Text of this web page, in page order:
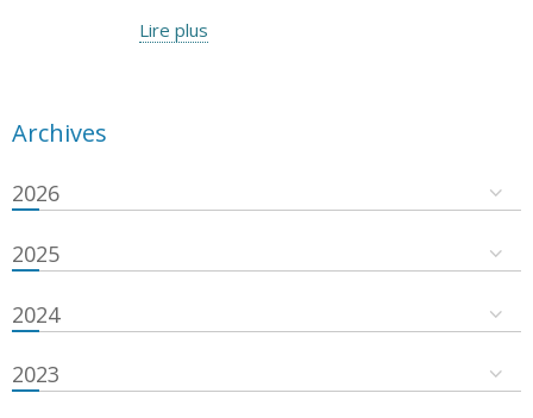
Lire plus
Archives
2026
2025
2024
2023